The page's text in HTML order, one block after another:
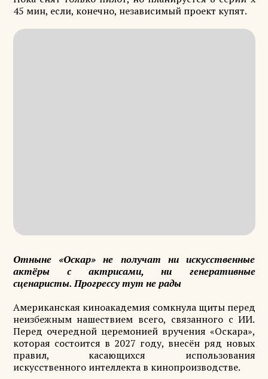
45 мин, если, конечно, независимый проект купят.
Отныне «Оскар» не получат ни искусственные
актёры с актрисами, ни генеративные
сценаристы. Прогрессу тут не рады
Американская киноакадемия сомкнула щиты перед
неизбежным нашествием всего, связанного с ИИ.
Перед очередной церемонией вручения «Оскара»,
которая состоится в 2027 году, внесён ряд новых
правил, касающихся использования
искусственного интеллекта в кинопроизводстве.